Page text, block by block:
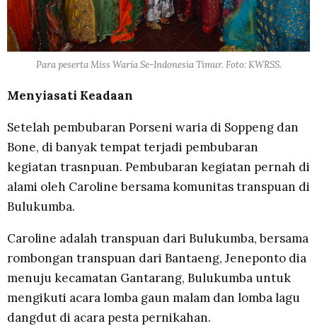
Para peserta Miss Waria Se-Indonesia Timur. Foto: KWRSS.
Menyiasati Keadaan
Setelah pembubaran Porseni waria di Soppeng dan
Bone, di banyak tempat terjadi pembubaran
kegiatan trasnpuan. Pembubaran kegiatan pernah di
alami oleh Caroline bersama komunitas transpuan di
Bulukumba.
Caroline adalah transpuan dari Bulukumba, bersama
rombongan transpuan dari Bantaeng, Jeneponto dia
menuju kecamatan Gantarang, Bulukumba untuk
mengikuti acara lomba gaun malam dan lomba lagu
dangdut di acara pesta pernikahan.